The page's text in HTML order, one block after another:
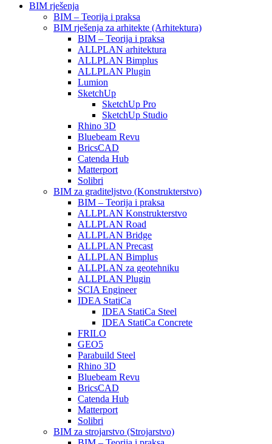
BIM rješenja
BIM – Teorija i praksa
BIM rješenja za arhitekte (Arhitektura)
BIM – Teorija i praksa
ALLPLAN arhitektura
ALLPLAN Bimplus
ALLPLAN Plugin
Lumion
SketchUp
SketchUp Pro
SketchUp Studio
Rhino 3D
Bluebeam Revu
BricsCAD
Catenda Hub
Matterport
Solibri
BIM za graditeljstvo (Konstrukterstvo)
BIM – Teorija i praksa
ALLPLAN Konstrukterstvo
ALLPLAN Road
ALLPLAN Bridge
ALLPLAN Precast
ALLPLAN Bimplus
ALLPLAN za geotehniku
ALLPLAN Plugin
SCIA Engineer
IDEA StatiCa
IDEA StatiCa Steel
IDEA StatiCa Concrete
FRILO
GEO5
Parabuild Steel
Rhino 3D
Bluebeam Revu
BricsCAD
Catenda Hub
Matterport
Solibri
BIM za strojarstvo (Strojarstvo)